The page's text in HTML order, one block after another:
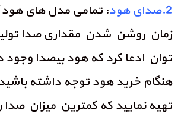
2.صدای هود
: تمامی مدل های هود
زمان روشن شدن مقداری صدا
توان ادعا کرد که هود بیصدا وجود
هنگام خرید هود توجه داشته
تهیه نمایید که کمترین میزان صدا